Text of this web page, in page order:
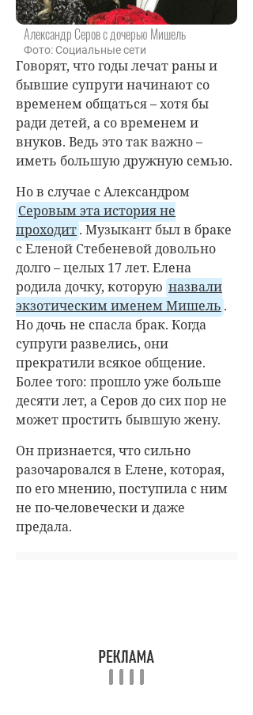
Александр Серов с дочерью Мишель
Фото: Социальные сети
Говорят, что годы лечат раны и
бывшие супруги начинают со
временем общаться – хотя бы
ради детей, а со временем и
внуков. Ведь это так важно –
иметь большую дружную семью.
Но в случае с Александром
Серовым эта история не
проходит. Музыкант был в браке
с Еленой Стебеневой довольно
долго – целых 17 лет. Елена
родила дочку, которую назвали
экзотическим именем Мишель .
Но дочь не спасла брак. Когда
супруги развелись, они
прекратили всякое общение.
Более того: прошло уже больше
десяти лет, а Серов до сих пор не
может простить бывшую жену.
Он признается, что сильно
разочаровался в Елене, которая,
по его мнению, поступила с ним
не по-человечески и даже
предала.